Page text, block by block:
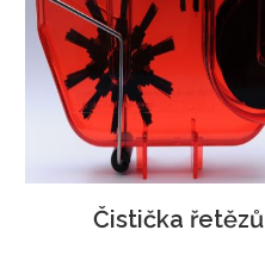
Čistička řetězů